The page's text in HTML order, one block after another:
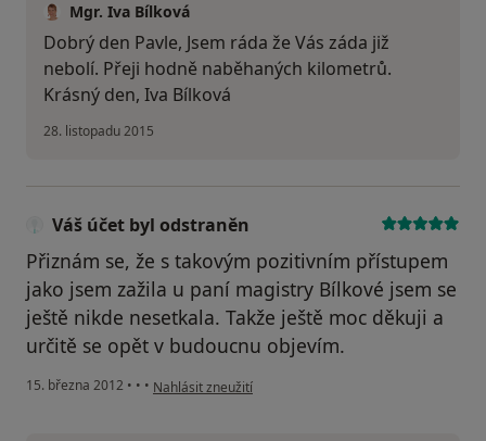
Mgr. Iva Bílková
Dobrý den Pavle, Jsem ráda že Vás záda již
nebolí. Přeji hodně naběhaných kilometrů.
Krásný den, Iva Bílková
28. listopadu 2015
Váš účet byl odstraněn
Přiznám se, že s takovým pozitivním přístupem
jako jsem zažila u paní magistry Bílkové jsem se
ještě nikde nesetkala. Takže ještě moc děkuji a
určitě se opět v budoucnu objevím.
15. března 2012 • • • podle názoru uživatele Váš účet byl odstraněn
Nahlásit zneužití